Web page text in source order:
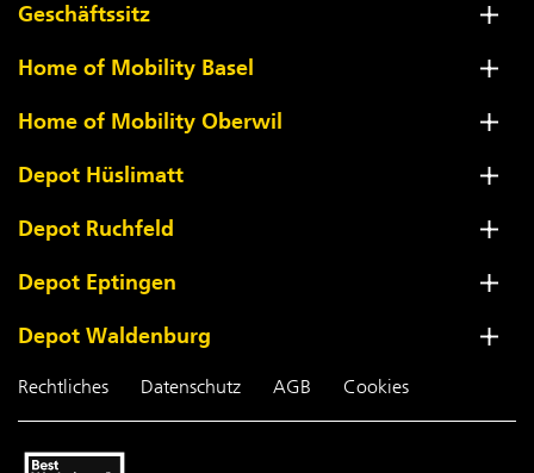
Geschäftssitz
Home of Mobility Basel
Home of Mobility Oberwil
Depot Hüslimatt
Depot Ruchfeld
Depot Eptingen
Depot Waldenburg
Rechtliches Datenschutz AGB Cookies